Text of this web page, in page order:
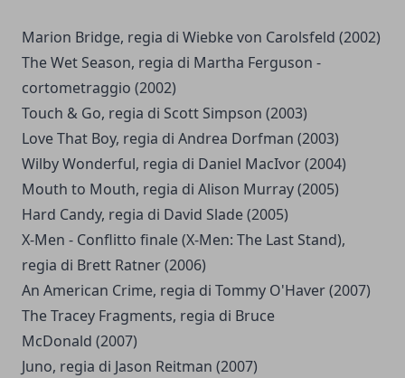
Marion Bridge, regia di Wiebke von Carolsfeld (2002)
The Wet Season, regia di Martha Ferguson -
cortometraggio (2002)
Touch & Go, regia di Scott Simpson (2003)
Love That Boy, regia di Andrea Dorfman (2003)
Wilby Wonderful, regia di Daniel MacIvor (2004)
Mouth to Mouth, regia di Alison Murray (2005)
Hard Candy, regia di David Slade (2005)
X-Men - Conflitto finale (X-Men: The Last Stand),
regia di Brett Ratner (2006)
An American Crime, regia di Tommy O'Haver (2007)
The Tracey Fragments, regia di Bruce
McDonald (2007)
Juno, regia di Jason Reitman (2007)